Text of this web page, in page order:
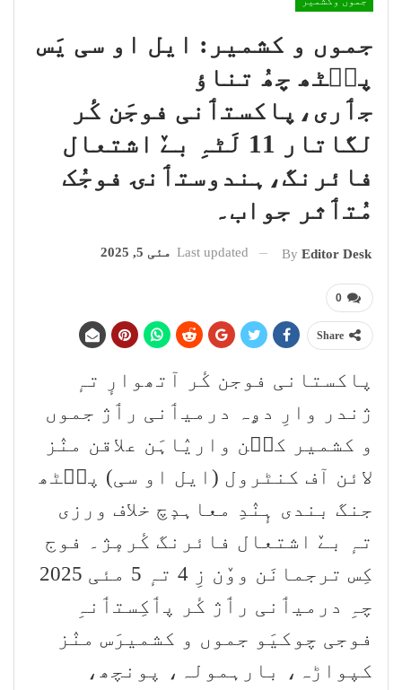
جموں و کشمیر: ایل او سی یَس
پٮ۪ٹھ چھُ تناؤ
جٲری،پاکستٲنی فوجَن کٔر
لگاتار 11 لَٹہِ بےٚ اشتعال
فائرنگ،ہندوستٲنۍ فوجُک
مُتٲثر جواب۔
By Editor Desk
Last updated مئی 5, 2025
0
Share
پاکستانی فوجن کٔر آتھوارٕ تہٕ
ژندر وارِ دۄہ درمیٲنی رٲژ جموں
و کشمیر کٮ۪ن واریٛاہَن علاقن منٛز
لائن آف کنٹرول (ایل او سی) پٮ۪ٹھ
جنگ بندی ہٕنٛدِ معاہدٕچ خلاف ورزی
تہٕ بےٚ اشتعال فائرنگ کٔرمٕژ۔ فوج
کِس ترجمانَن ووٚن زِ 4 تہٕ 5 مئی 2025
چہِ درمیٲنی رٲژ کٔر پٲکِستٲنہِ
فوجی چوکیَو جموں و کشمیرَس منٛز
کپواڑہ، بارہمولہ، پونچھ،